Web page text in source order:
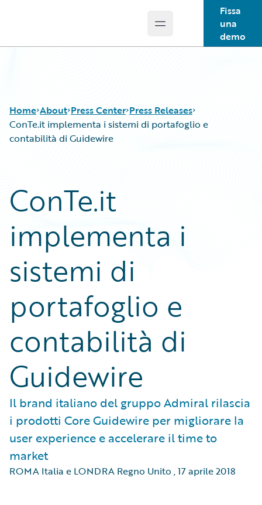
Open main menu
Fissa
una
demo
Home About Press Center Press Releases
ConTe.it implementa i sistemi di portafoglio e
contabilità di Guidewire
ConTe.it
implementa i
sistemi di
portafoglio e
contabilità di
Guidewire
Il brand italiano del gruppo Admiral rilascia
i prodotti Core Guidewire per migliorare la
user experience e accelerare il time to
market
ROMA Italia e LONDRA Regno Unito ,17 aprile 2018